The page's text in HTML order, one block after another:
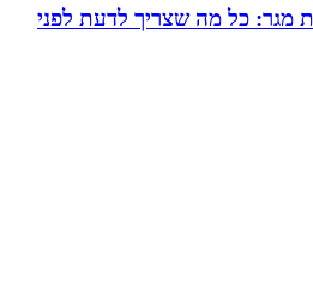
מגר: כל מה שצריך לדעת לפני